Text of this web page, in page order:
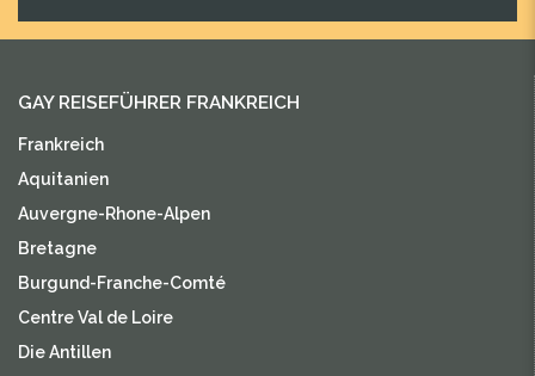
GAY REISEFÜHRER FRANKREICH
Frankreich
Aquitanien
Auvergne-Rhone-Alpen
Bretagne
Burgund-Franche-Comté
Centre Val de Loire
Die Antillen